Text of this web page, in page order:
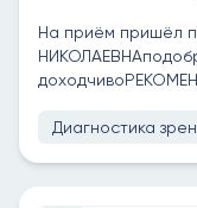
На приём пришёл
Диагностика